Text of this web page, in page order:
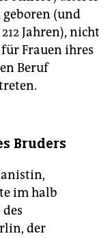
geboren (und
Jahren), nicht
Frauen ihres
Beruf
Bruders
im halb
der